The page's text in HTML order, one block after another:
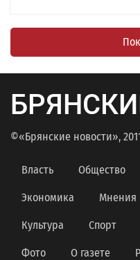
©«Брянские новости»,
Власть Общество
Экономика Мнения
Культура Спорт
Фото О газете